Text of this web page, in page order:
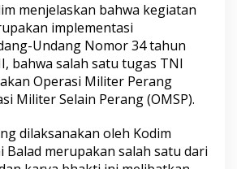
menjelaskan bahwa kegiatan
implementasi
Undang Nomor 34 tahun
bahwa salah satu tugas TNI
Operasi Militer Perang
Militer Selain Perang (OMSP).
dilaksanakan oleh Kodim
Balad merupakan salah satu dari